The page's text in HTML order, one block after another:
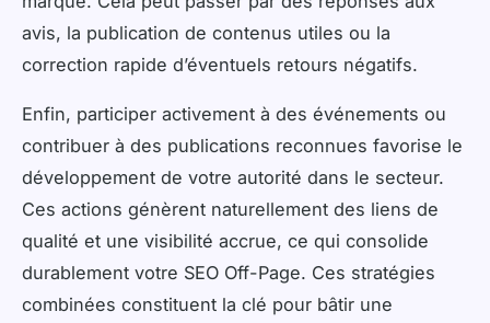
avis, la publication de contenus utiles ou la
correction rapide d’éventuels retours négatifs.
Enfin, participer activement à des événements ou
contribuer à des publications reconnues favorise le
développement de votre autorité dans le secteur.
Ces actions génèrent naturellement des liens de
qualité et une visibilité accrue, ce qui consolide
durablement votre SEO Off-Page. Ces stratégies
combinées constituent la clé pour bâtir une